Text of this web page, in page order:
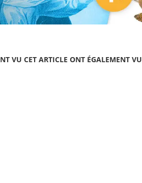
VU CET ARTICLE ONT ÉGALEMENT VU